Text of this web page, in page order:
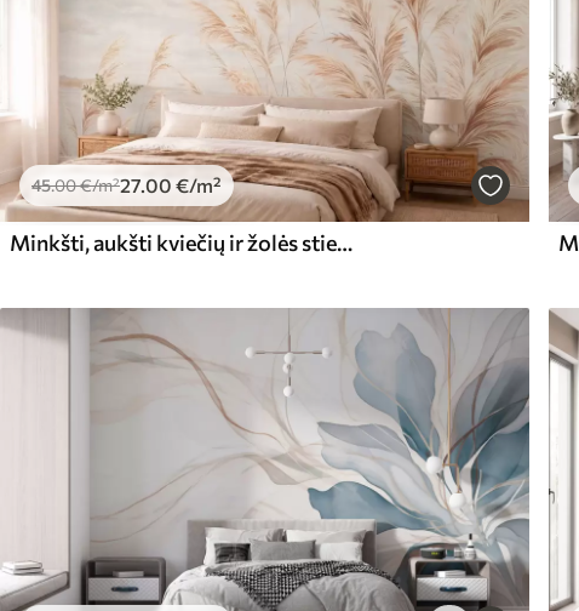
45.00€/m²27.00 €/m²
Minkšti, aukšti kviečių ir žolės stiebai po debesuotu dangumi